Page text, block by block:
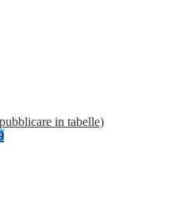
in tabelle)